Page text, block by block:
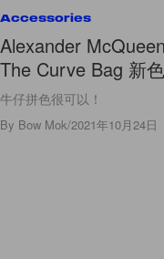
Accessories
Alexander
The Curve Bag 新
牛仔拼色很可以！
By Bow Mok/2021年10月24日